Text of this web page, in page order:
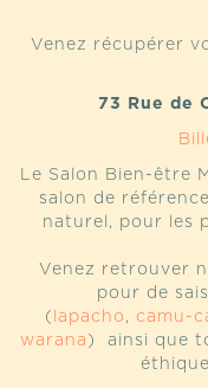
Venez récupérer
73 Rue de
Le Salon Bien-être
salon de
naturel, pour les
Venez retrouver
pour de
( lapacho , camu-
warana ) ainsi que